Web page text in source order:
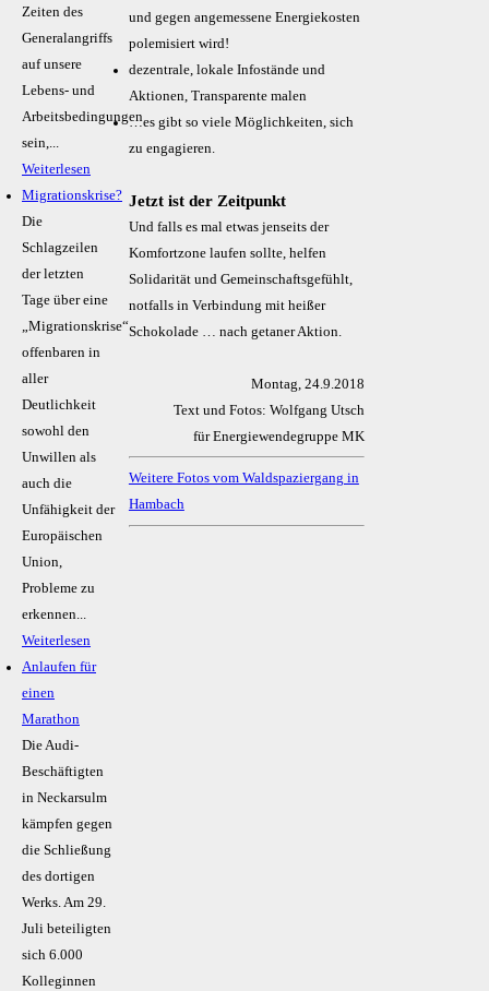
Zeiten des
Generalangriffs
auf unsere
Lebens- und
Arbeitsbedingungen
sein,...
Weiterlesen
Migrationskrise?
Die
Schlagzeilen
der letzten
Tage über eine
„Migrationskrise“
offenbaren in
aller
Deutlichkeit
sowohl den
Unwillen als
auch die
Unfähigkeit der
Europäischen
Union,
Probleme zu
erkennen...
Weiterlesen
Anlaufen für
einen
Marathon
Die Audi-
Beschäftigten
in Neckarsulm
kämpfen gegen
die Schließung
des dortigen
Werks. Am 29.
Juli beteiligten
sich 6.000
Kolleginnen
und gegen angemessene Energiekosten
polemisiert wird!
dezentrale, lokale Infostände und
Aktionen, Transparente malen
…es gibt so viele Möglichkeiten, sich
zu engagieren.
Jetzt ist der Zeitpunkt
Und falls es mal etwas jenseits der
Komfortzone laufen sollte, helfen
Solidarität und Gemeinschaftsgefühlt,
notfalls in Verbindung mit heißer
Schokolade … nach getaner Aktion.
Montag, 24.9.2018
Text und Fotos: Wolfgang Utsch
für Energiewendegruppe MK
Weitere Fotos vom Waldspaziergang in
Hambach